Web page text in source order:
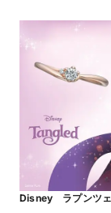
Disney ラプンツ